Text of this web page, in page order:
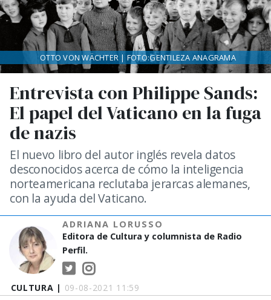
CULTURA | 09-08-2021 11:59
Entrevista con Philippe Sands:
El papel del Vaticano en la fuga
de nazis
El nuevo libro del autor inglés revela datos
desconocidos acerca de cómo la inteligencia
norteamericana reclutaba jerarcas alemanes,
con la ayuda del Vaticano.
ADRIANA LORUSSO
Editora de Cultura y columnista de Radio
Perfil.
OTTO VON WÄCHTER | FOTO:GENTILEZA ANAGRAMA